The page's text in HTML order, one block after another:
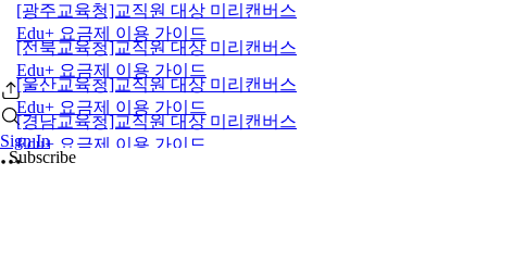
Sign In
[광주교육청]교직원 대상 미리캔버스
Edu+ 요금제 이용 가이드
[전북교육청]교직원 대상 미리캔버스
Edu+ 요금제 이용 가이드
[울산교육청]교직원 대상 미리캔버스
Edu+ 요금제 이용 가이드
[경남교육청]교직원 대상 미리캔버스
Edu+ 요금제 이용 가이드
Subscribe